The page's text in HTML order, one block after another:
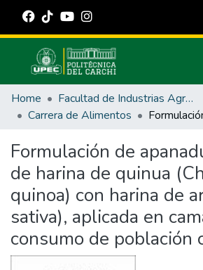
Communities & Collections
All of DSpace
Estadísticas Externas
Manuales
Home
Facultad de Industrias Agropecuarias y Ciencias Ambientales
Carrera de Alimentos
Formulación de
de harina de quinua
quinoa) con harina de
sativa), aplicada en
consumo de población